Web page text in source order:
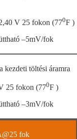
V 25 fokon (770F )
–5mV/fok
kezdeti töltési áramra
25 fokon (770F )
–3mV/fok
fok